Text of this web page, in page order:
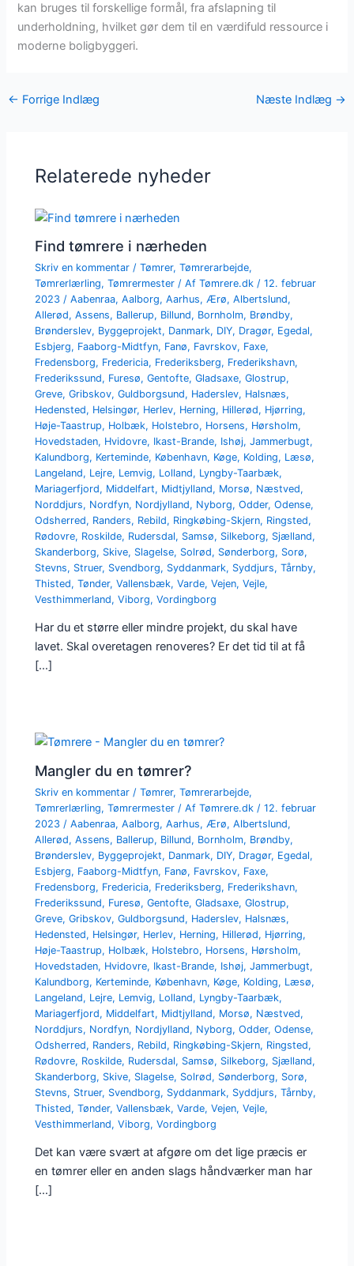
kan bruges til forskellige formål, fra afslapning til
underholdning, hvilket gør dem til en værdifuld ressource i
moderne boligbyggeri.
← Forrige Indlæg Næste Indlæg →
Relaterede nyheder
Find tømrere i nærheden
Skriv en kommentar /Tømrer,Tømrerarbejde,
Tømrerlærling,Tømrermester / AfTømrere.dk/12. februar
2023/Aabenraa,Aalborg,Aarhus,Ærø,Albertslund,
Allerød,Assens, Ballerup, Billund, Bornholm, Brøndby,
Brønderslev, Byggeprojekt, Danmark, DIY, Dragør, Egedal,
Esbjerg, Faaborg-Midtfyn, Fanø, Favrskov, Faxe,
Fredensborg, Fredericia, Frederiksberg, Frederikshavn,
Frederikssund, Furesø,Gentofte,Gladsaxe,Glostrup,
Greve,Gribskov,Guldborgsund, Haderslev, Halsnæs,
Hedensted, Helsingør, Herlev, Herning, Hillerød, Hjørring,
Høje-Taastrup, Holbæk, Holstebro, Horsens, Hørsholm,
Hovedstaden, Hvidovre, Ikast-Brande, Ishøj,Jammerbugt,
Kalundborg, Kerteminde, København, Køge, Kolding, Læsø,
Langeland, Lejre, Lemvig, Lolland, Lyngby-Taarbæk,
Mariagerfjord, Middelfart, Midtjylland, Morsø, Næstved,
Norddjurs, Nordfyn, Nordjylland, Nyborg,Odder,Odense,
Odsherred, Randers, Rebild, Ringkøbing-Skjern, Ringsted,
Rødovre, Roskilde, Rudersdal, Samsø, Silkeborg, Sjælland,
Skanderborg, Skive, Slagelse, Solrød, Sønderborg, Sorø,
Stevns, Struer, Svendborg, Syddanmark, Syddjurs,Tårnby,
Thisted,Tønder,Vallensbæk,Varde,Vejen,Vejle,
Vesthimmerland,Viborg,Vordingborg
Har du et større eller mindre projekt, du skal have
lavet. Skal overetagen renoveres? Er det tid til at få
[…]
Mangler du en tømrer?
Skriv en kommentar /Tømrer,Tømrerarbejde,
Tømrerlærling,Tømrermester / AfTømrere.dk/12. februar
2023/Aabenraa,Aalborg,Aarhus,Ærø,Albertslund,
Allerød,Assens, Ballerup, Billund, Bornholm, Brøndby,
Brønderslev, Byggeprojekt, Danmark, DIY, Dragør, Egedal,
Esbjerg, Faaborg-Midtfyn, Fanø, Favrskov, Faxe,
Fredensborg, Fredericia, Frederiksberg, Frederikshavn,
Frederikssund, Furesø,Gentofte,Gladsaxe,Glostrup,
Greve,Gribskov,Guldborgsund, Haderslev, Halsnæs,
Hedensted, Helsingør, Herlev, Herning, Hillerød, Hjørring,
Høje-Taastrup, Holbæk, Holstebro, Horsens, Hørsholm,
Hovedstaden, Hvidovre, Ikast-Brande, Ishøj,Jammerbugt,
Kalundborg, Kerteminde, København, Køge, Kolding, Læsø,
Langeland, Lejre, Lemvig, Lolland, Lyngby-Taarbæk,
Mariagerfjord, Middelfart, Midtjylland, Morsø, Næstved,
Norddjurs, Nordfyn, Nordjylland, Nyborg,Odder,Odense,
Odsherred, Randers, Rebild, Ringkøbing-Skjern, Ringsted,
Rødovre, Roskilde, Rudersdal, Samsø, Silkeborg, Sjælland,
Skanderborg, Skive, Slagelse, Solrød, Sønderborg, Sorø,
Stevns, Struer, Svendborg, Syddanmark, Syddjurs,Tårnby,
Thisted,Tønder,Vallensbæk,Varde,Vejen,Vejle,
Vesthimmerland,Viborg,Vordingborg
Det kan være svært at afgøre om det lige præcis er
en tømrer eller en anden slags håndværker man har
[…]